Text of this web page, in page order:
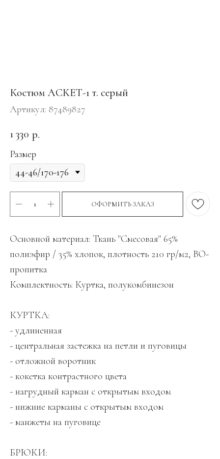
Костюм АСКЕТ-1 т. серый
Артикул: 87489827
1 330 р.
Размер
ОФОРМИТЬ ЗАКАЗ
Основной материал: Ткань "Смесовая" 65%
полиэфир / 35% хлопок, плотность 210 гр/м2, ВО-
пропитка
Комплектность: Куртка, полукомбинезон
КУРТКА:
- удлиненная
- центральная застежка на петли и пуговицы
- отложной воротник
- кокетка контрастного цвета
- нагрудный карман с открытым входом
- нижние карманы с открытым входом
- манжеты на пуговице
БРЮКИ: